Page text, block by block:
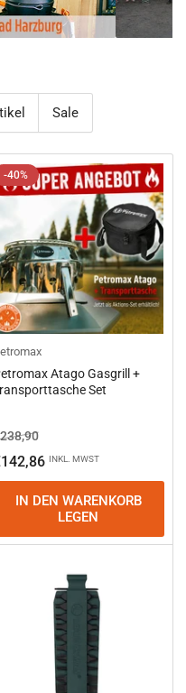
Sale
-40%
Atago Gasgrill +
Set
Ausverkaufspreis
INKL. MWST
IN DEN WARENKORB
LEGEN